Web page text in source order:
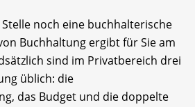
noch eine buchhalterische
Buchhaltung ergibt für Sie am
sind im Privatbereich drei
üblich: die
das Budget und die doppelte